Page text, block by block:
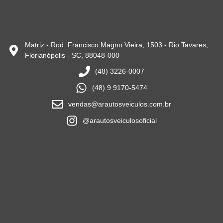
Matriz - Rod. Francisco Magno Vieira, 1503 - Rio Tavares,
Florianópolis - SC, 88048-000
(48) 3226-0007
(48) 9 9170-5474
vendas@arautosveiculos.com.br
@arautosveiculosoficial